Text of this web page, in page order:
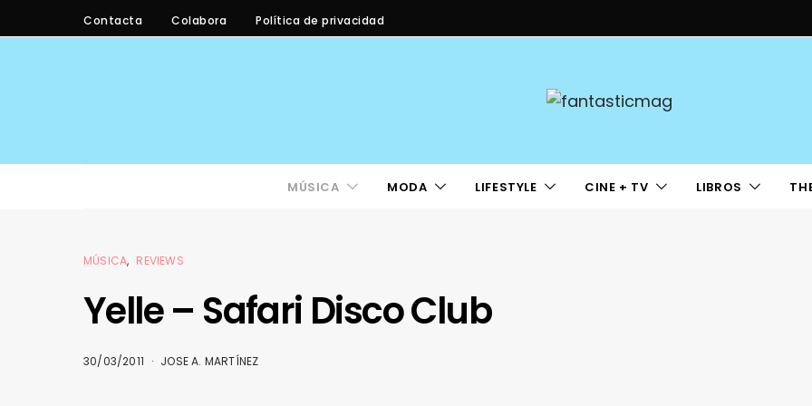
Contacta Colabora Política de privacidad
MÚSICA MODA LIFESTYLE CINE + TV LIBROS
MÚSICA REVIEWS
Yelle – Safari Disco Club
30/03/2011 JOSE A. MARTÍNEZ